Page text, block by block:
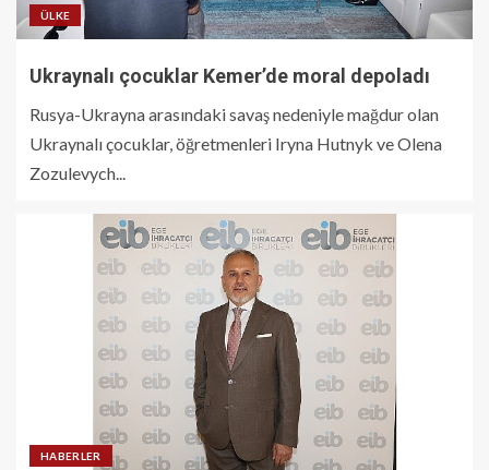
ÜLKE
Ukraynalı çocuklar Kemer’de moral depoladı
Rusya-Ukrayna arasındaki savaş nedeniyle mağdur olan
Ukraynalı çocuklar, öğretmenleri Iryna Hutnyk ve Olena
Zozulevych...
HABERLER